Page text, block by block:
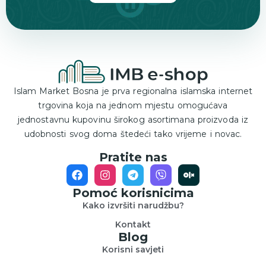
Islam Market Bosna je prva regionalna islamska internet
trgovina koja na jednom mjestu omogućava
jednostavnu kupovinu širokog asortimana proizvoda iz
udobnosti svog doma štedeći tako vrijeme i novac.
Pratite nas
Pomoć korisnicima
Kako izvršiti narudžbu?
Kontakt
Blog
Korisni savjeti